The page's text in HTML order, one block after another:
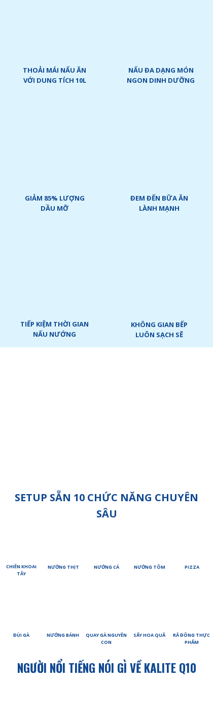
THOẢI MÁI NẤU ĂN
VỚI DUNG TÍCH 10L
NẤU ĐA DẠNG MÓN
NGON DINH DƯỠNG
TIẾP KIỆM THỜI GIAN
NẤU NƯỚNG
ĐEM ĐẾN BỮA ĂN
LÀNH MẠNH
GIẢM 85% LƯỢNG
DẦU MỠ
KHÔNG GIAN BẾP
LUÔN SẠCH SẼ
SETUP SẴN 10 CHỨC NĂNG CHUYÊN
SÂU
CHIÊN KHOAI
TÂY
NƯỚNG THỊT NƯỚNG CÁ NƯỚNG TÔM PIZZA
ĐÙI GÀ NƯỚNG BÁNH
QUAY GÀ NGUYÊN
CON
SẤY HOA QUẢ
RÃ ĐÔNG THỰC
PHẨM
NGƯỜI NỔI TIẾNG NÓI GÌ VỀ KALITE Q10